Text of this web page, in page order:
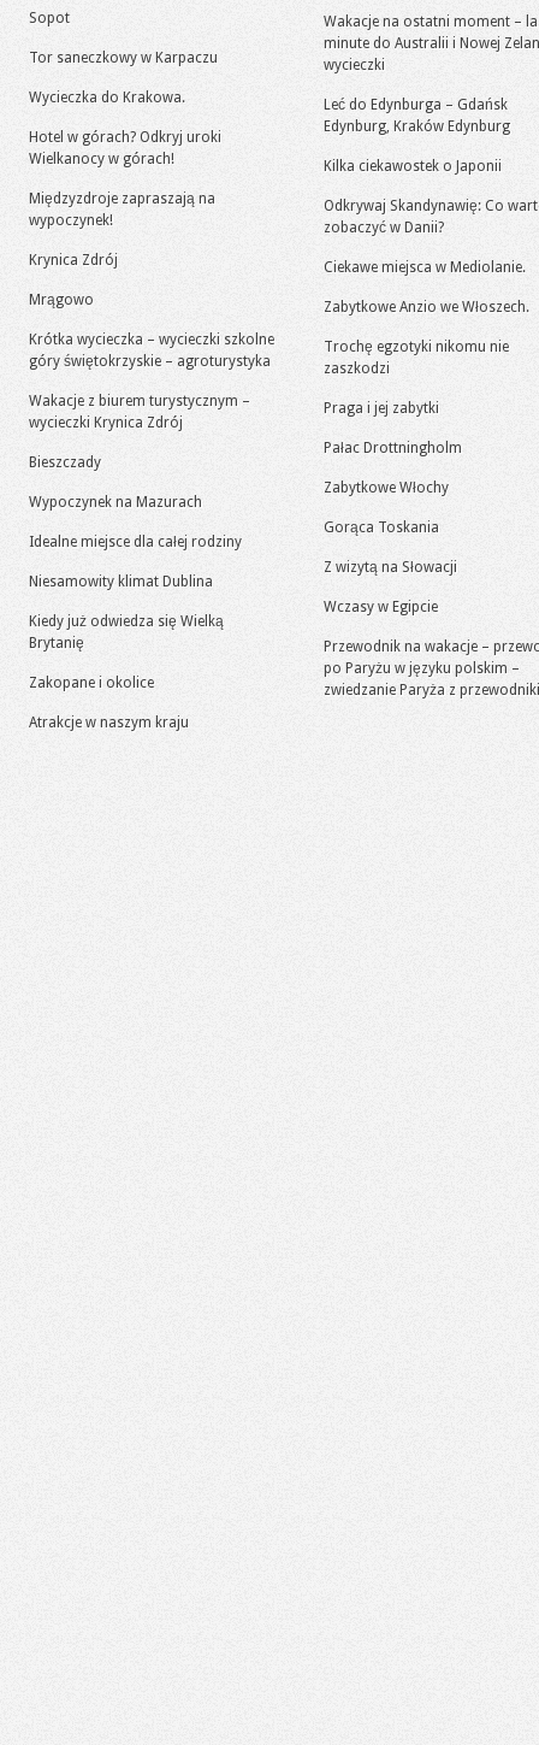
Sopot
Tor saneczkowy w Karpaczu
Wycieczka do Krakowa.
Hotel w górach? Odkryj uroki
Wielkanocy w górach!
Międzyzdroje zapraszają na
wypoczynek!
Krynica Zdrój
Mrągowo
Krótka wycieczka – wycieczki szkolne
góry świętokrzyskie – agroturystyka
Wakacje z biurem turystycznym –
wycieczki Krynica Zdrój
Bieszczady
Wypoczynek na Mazurach
Idealne miejsce dla całej rodziny
Niesamowity klimat Dublina
Kiedy już odwiedza się Wielką
Brytanię
Zakopane i okolice
Atrakcje w naszym kraju
Wakacje na ostatni moment –
minute do Australii i Nowej
wycieczki
Leć do Edynburga – Gdańsk
Edynburg, Kraków Edynburg
Kilka ciekawostek o Japonii
Odkrywaj Skandynawię: Co
zobaczyć w Danii?
Ciekawe miejsca w Mediolanie.
Zabytkowe Anzio we Włoszech.
Trochę egzotyki nikomu nie
zaszkodzi
Praga i jej zabytki
Pałac Drottningholm
Zabytkowe Włochy
Gorąca Toskania
Z wizytą na Słowacji
Wczasy w Egipcie
Przewodnik na wakacje –
po Paryżu w języku polskim –
zwiedzanie Paryża z